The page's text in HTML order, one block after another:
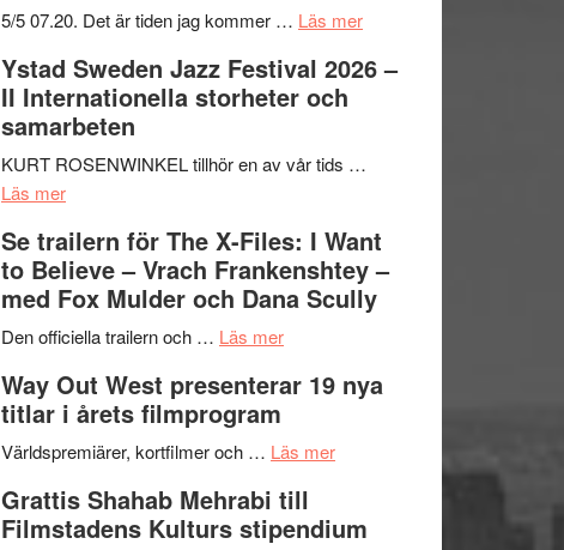
5/5 07.20. Det är tiden jag kommer … Läs merom
Håkan
–
en
helt
Ystad Sweden Jazz Festival 2026 –
II Internationella storheter och
samarbeten
KURT ROSENWINKEL tillhör en av vår tids …
Läs merom
Sweden
Jazz
Festival
2026
II
Internationella
storheter
samarbeten
Se trailern för The X-Files: I Want
to Believe – Vrach Frankenshtey –
med Fox Mulder och Dana Scully
Den officiella trailern och … Läs merom
trailern
The
Files:
I
Way Out West presenterar 19 nya
titlar i årets filmprogram
Världspremiärer, kortfilmer och … Läs merom
West
Grattis Shahab Mehrabi till
Filmstadens Kulturs stipendium